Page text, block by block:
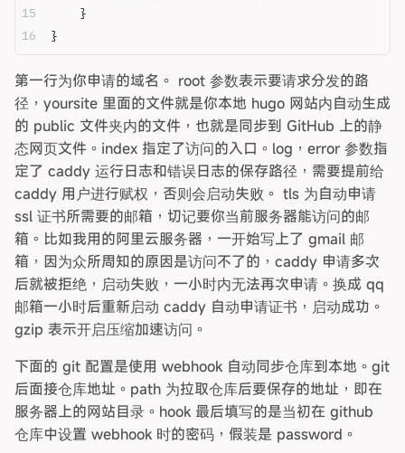
    }
}
第一行为你申请的域名。 root 参数表示要请求分发的路
径，yoursite 里面的文件就是你本地 hugo 网站内自动生成
的 public 文件夹内的文件，也就是同步到 GitHub 上的静
态网页文件。index 指定了访问的入口。log，error 参数指
定了 caddy 运行日志和错误日志的保存路径，需要提前给
caddy 用户进行赋权，否则会启动失败。 tls 为自动申请
ssl 证书所需要的邮箱，切记要你当前服务器能访问的邮
箱。比如我用的阿里云服务器，一开始写上了 gmail 邮
箱，因为众所周知的原因是访问不了的，caddy 申请多次
后就被拒绝，启动失败，一小时内无法再次申请。换成 qq
邮箱一小时后重新启动 caddy 自动申请证书，启动成功。
gzip 表示开启压缩加速访问。
下面的 git 配置是使用 webhook 自动同步仓库到本地。git
后面接仓库地址。path 为拉取仓库后要保存的地址，即在
服务器上的网站目录。hook 最后填写的是当初在 github
仓库中设置 webhook 时的密码，假装是 password。